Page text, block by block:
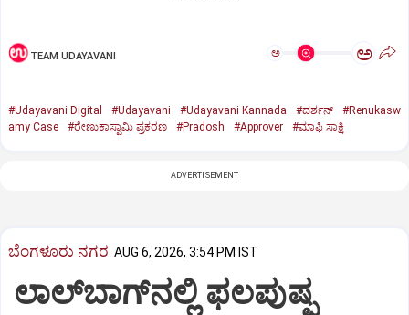
TEAM UDAYAVANI ಅ ಅ
#Udayavani Digital #Udayavani #Udayavani Kannada #ದರ್ಶನ್‌
#Renukasw
amy Case
#ರೇಣುಕಾಸ್ವಾಮಿ ಪ್ರಕರಣ #Pradosh #Approver #ಮಾಫಿ ಸಾಕ್ಷಿ
ADVERTISEMENT
ಬೆಂಗಳೂರು ನಗರ AUG 6, 2026, 3:54 PM IST
ಲಾಲ್‌ಬಾಗ್‌ನಲ್ಲಿ ಫಲಪುಷ್ಪ